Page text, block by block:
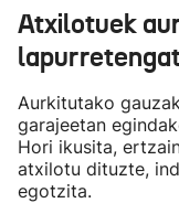
Atxilotuek
Aurkitutako
garajeetan
Hori ikusita,
atxilotu dituzte,
egotzita.